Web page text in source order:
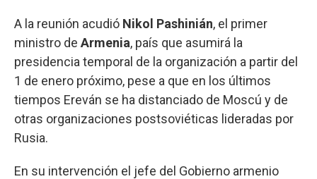
A la reunión acudió Nikol Pashinián, el primer
ministro de Armenia, país que asumirá la
presidencia temporal de la organización a partir del
1 de enero próximo, pese a que en los últimos
tiempos Ereván se ha distanciado de Moscú y de
otras organizaciones postsoviéticas lideradas por
Rusia.
En su intervención el jefe del Gobierno armenio